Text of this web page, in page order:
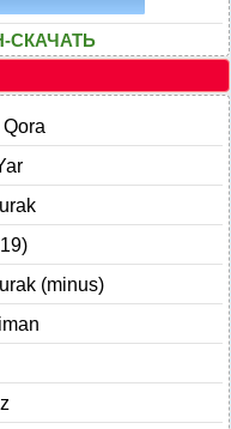
СКАЧАТЬ
(minus)